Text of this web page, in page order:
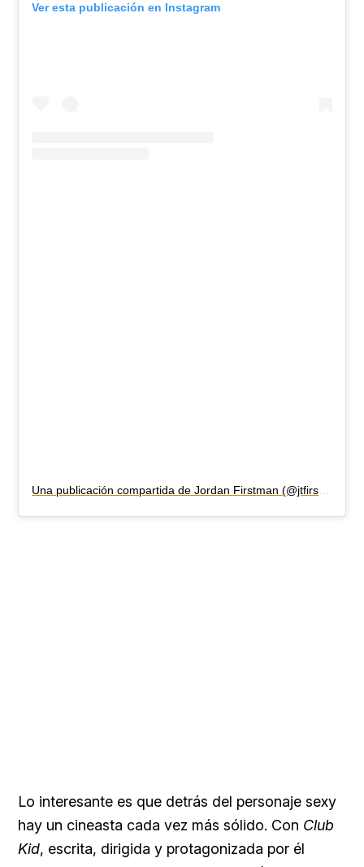
Ver esta publicación en Instagram
Una publicación compartida de Jordan Firstman (@jtfirstman)
Lo interesante es que detrás del personaje sexy
hay un cineasta cada vez más sólido. Con Club
Kid, escrita, dirigida y protagonizada por él